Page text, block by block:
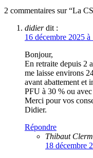
2 commentaires sur “La
didier dit :
16 décembre 2025
Bonjour,
En retraite depuis 2
me laisse environs
avant abattement et
PFU à 30 % ou
Merci pour vos
Didier.
Répondre
Thibaut
18 décembre